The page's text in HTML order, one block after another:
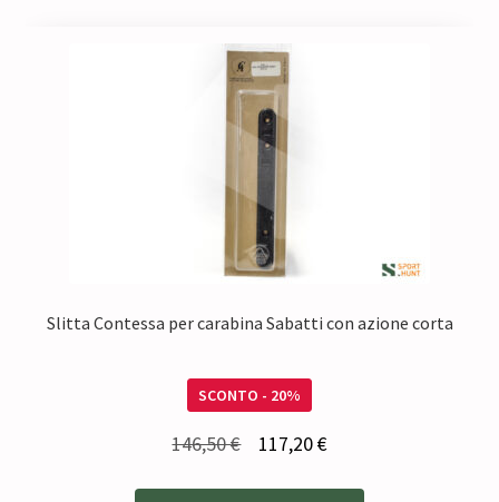
Slitta Contessa per carabina Sabatti con azione corta
SCONTO - 20%
146,50€ 117,20€Il